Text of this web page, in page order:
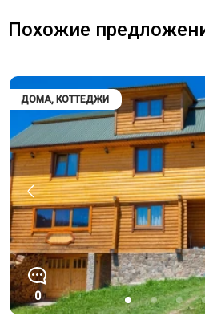
Похожие
ДОМА, КОТТЕДЖИ
0